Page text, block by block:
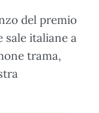
del premio
sale italiane a
trama,